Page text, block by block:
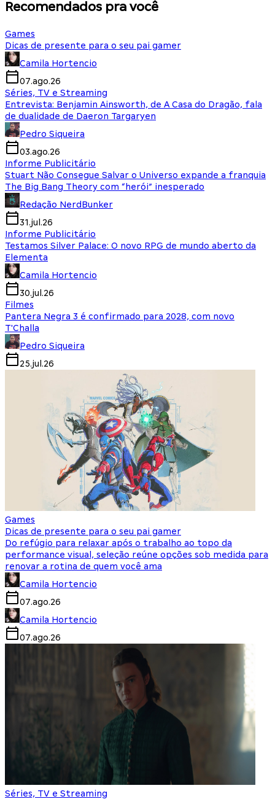
Recomendados pra você
Games
Dicas de presente para o seu pai gamer
Camila Hortencio
07.ago.26
Séries, TV e Streaming
Entrevista: Benjamin Ainsworth, de A Casa do Dragão, fala
de dualidade de Daeron Targaryen
Pedro Siqueira
03.ago.26
Informe Publicitário
Stuart Não Consegue Salvar o Universo expande a franquia
The Big Bang Theory com “herói” inesperado
Redação NerdBunker
31.jul.26
Informe Publicitário
Testamos Silver Palace: O novo RPG de mundo aberto da
Elementa
Camila Hortencio
30.jul.26
Filmes
Pantera Negra 3 é confirmado para 2028, com novo
T'Challa
Pedro Siqueira
25.jul.26
Games
Dicas de presente para o seu pai gamer
Do refúgio para relaxar após o trabalho ao topo da
performance visual, seleção reúne opções sob medida para
renovar a rotina de quem você ama
Camila Hortencio
07.ago.26
Camila Hortencio
07.ago.26
Séries, TV e Streaming